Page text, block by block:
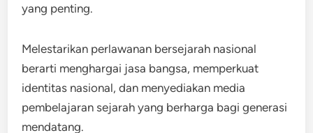
yang penting.
Melestarikan perlawanan bersejarah nasional
berarti menghargai jasa bangsa, memperkuat
identitas nasional, dan menyediakan media
pembelajaran sejarah yang berharga bagi generasi
mendatang.